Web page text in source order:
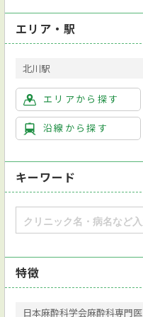
エリア・駅
北川駅
エリアから探す
沿線から探す
キーワード
特徴
日本麻酔科学会麻酔科専門医